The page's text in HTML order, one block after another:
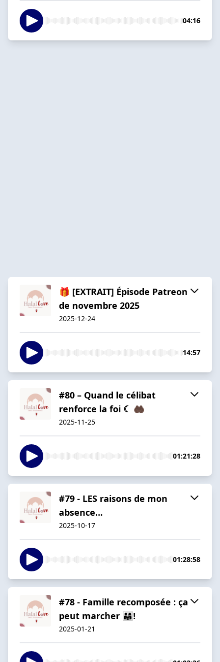
04:16
🎁 [EXTRAIT] Épisode Patreon
de novembre 2025
2025-12-24
14:57
#80 – Quand le célibat
renforce la foi ☾ 🤲🏿
2025-11-25
01:21:28
#79 - LES raisons de mon
absence…
2025-10-17
01:28:58
#78 - Famille recomposée : ça
peut marcher 👨‍👩‍👧!
2025-01-21